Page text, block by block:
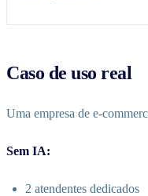
Caso de uso real
Uma empresa de e-
Sem IA:
2 atendentes dedicados